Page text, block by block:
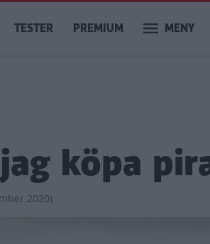
TESTER PREMIUM MENY
köpa
2020)